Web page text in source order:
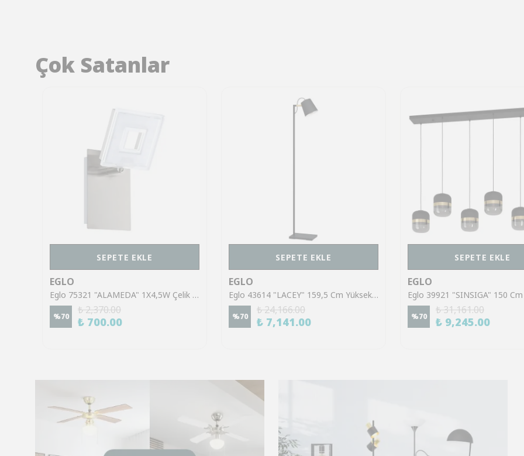
Çok Satanlar
SEPETE EKLE
EGLO
Eglo 75321 "ALAMEDA" 1X4,5W Çelik Nikel Mat Sıva Üstü Spot
%70
₺ 2,370.00
₺ 700.00
SEPETE EKLE
EGLO
Eglo 43614 "LACEY" 159,5 Cm Yüksekliğinde Çelik, Ahşap Köşe Lambası Lambader
%70
₺ 24,166.00
₺ 7,141.00
SEPETE EKLE
EGLO
%70
₺ 31,161.00
₺ 9,245.00